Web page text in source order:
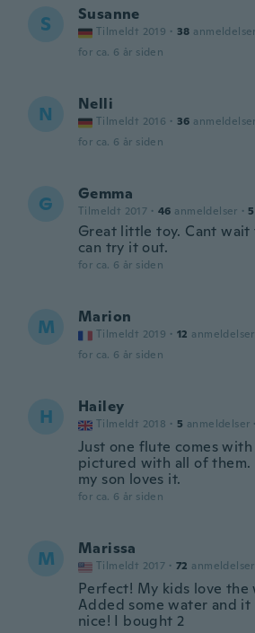
S Susanne
Tilmeldt 2019 · 38 anmeldelser
for ca. 6 år siden
N Nelli
Tilmeldt 2016 · 36 anmeldelser
for ca. 6 år siden
G Gemma
Tilmeldt 2017 · 46 anmeldelser · 5
Great little toy. Cant
can try it out.
for ca. 6 år siden
M Marion
Tilmeldt 2019 · 12 anmeldelser
for ca. 6 år siden
H Hailey
Tilmeldt 2018 · 5 anmeldelser ·
Just one flute comes
pictured with all of them.
my son loves it.
for ca. 6 år siden
M Marissa
Tilmeldt 2017 · 72 anmeldelser
Perfect! My kids love
Added some water and it
nice! I bought 2